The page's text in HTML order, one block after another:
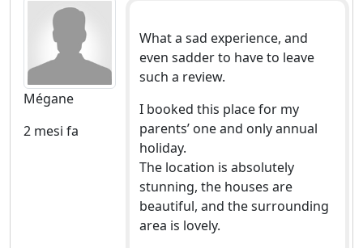
Mégane
2 mesi fa
What a sad experience, and
even sadder to have to leave
such a review.
I booked this place for my
parents’ one and only annual
holiday.
The location is absolutely
stunning, the houses are
beautiful, and the surrounding
area is lovely.